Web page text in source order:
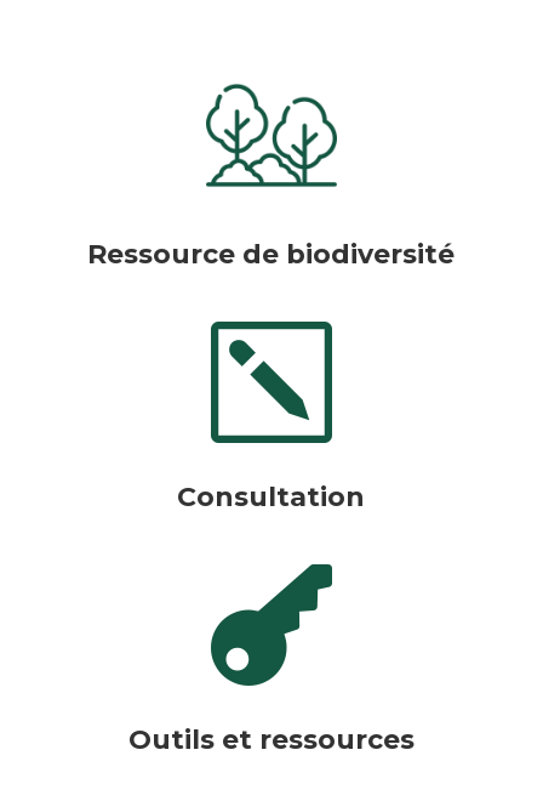
Ressource de biodiversité
k
Consultation

Outils et ressources